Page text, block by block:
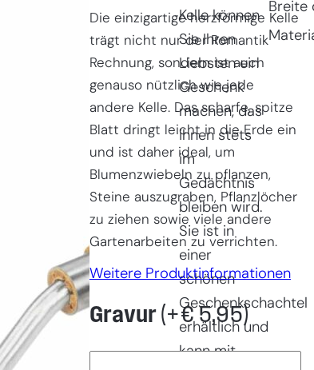
Die einzigartige herzförmige Kelle
trägt nicht nur der Romantik
Rechnung, sondern ist auch
genauso nützlich wie jede
andere Kelle. Das scharfe, spitze
Blatt dringt leicht in die Erde ein
und ist daher ideal, um
Blumenzwiebeln zu pflanzen,
Steine auszugraben, Pflanzlöcher
zu ziehen sowie viele andere
Gartenarbeiten zu verrichten.
Weitere Produktinformationen
Gravur (+€5,95)
Kelle können
Sie Ihren
Liebsten ein
Geschenk
machen, das
ihnen stets
im
Gedächtnis
bleiben wird.
Sie ist in
einer
schönen
Geschenkschachtel
erhältlich und
kann mit
Breite